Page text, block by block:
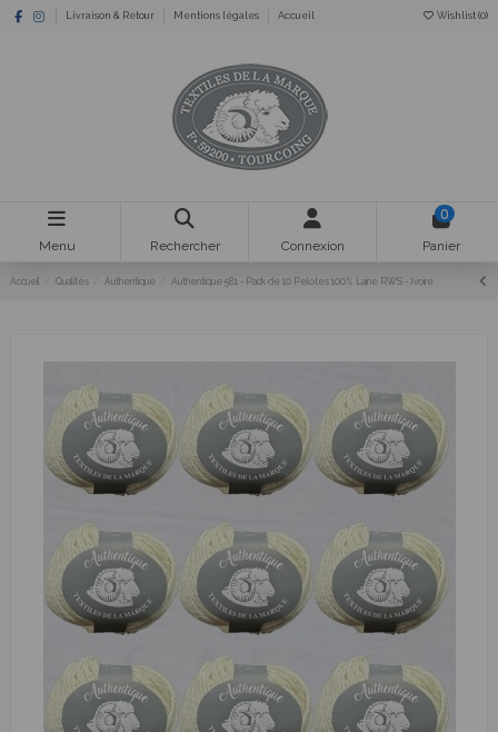
Livraison & Retour Mentions légales Accueil Wishlist (0)
Menu Rechercher Connexion
0
Panier
Accueil Qualités Authentique Authentique 581 - Pack de 10 Pelotes 100% Laine RWS - Ivoire